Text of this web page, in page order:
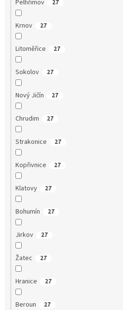
Pelhřimov 27
Krnov 27
Litoměřice 27
Sokolov 27
Nový Jičín 27
Chrudim 27
Strakonice 27
Kopřivnice 27
Klatovy 27
Bohumín 27
Jirkov 27
Žatec 27
Hranice 27
Beroun 27